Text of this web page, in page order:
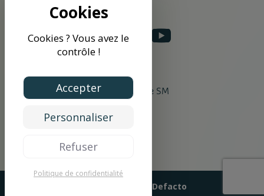
Cookies ? Vous avez le
contrôle !
Accepter
Refuser
Personnaliser
Politique de confidentialité
©2026 Groupe SM
Defacto